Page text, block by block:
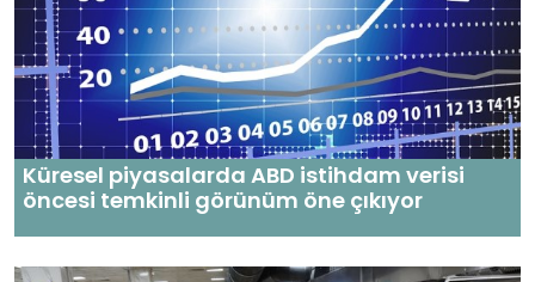
Küresel piyasalarda ABD istihdam verisi
öncesi temkinli görünüm öne çıkıyor